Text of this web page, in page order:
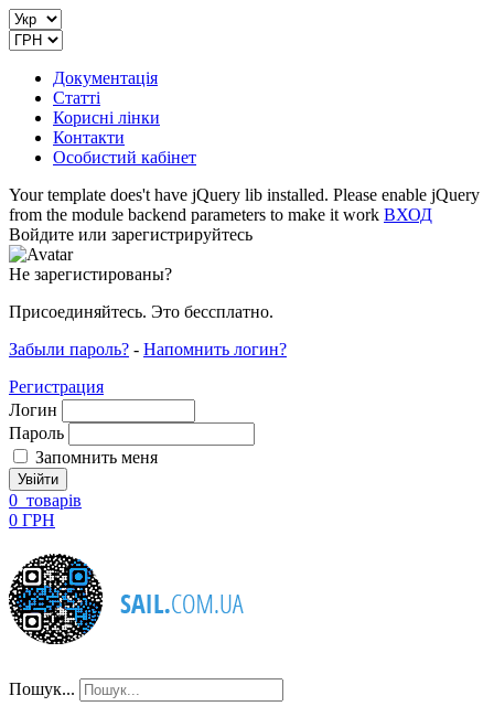
Документація
Статті
Корисні лінки
Контакти
Особистий кабінет
Your template does't have jQuery lib installed. Please enable jQuery
from the module backend parameters to make it work ВХОД
Войдите или зарегистрируйтесь
Не зарегистированы?
Присоединяйтесь. Это бессплатно.
Забыли пароль? - Напомнить логин?
Регистрация
Логин
Пароль
Запомнить меня
0 товарів
0 ГРН
Пошук...